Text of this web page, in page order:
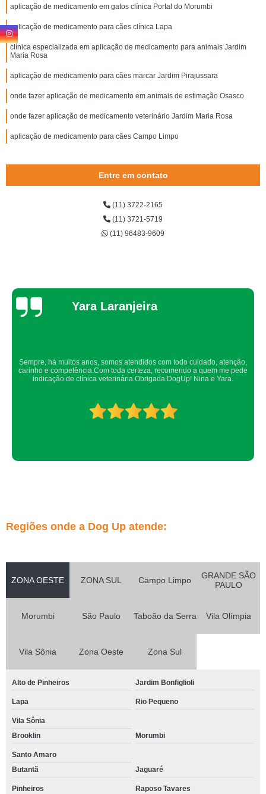
aplicação de medicamento em gatos clínica Portal do Morumbi
aplicação de medicamento para cães clínica Lapa
clínica especializada em aplicação de medicamento para animais Jardim
Maria Rosa
aplicação de medicamento para cães marcar Jardim Pirajussara
onde fazer aplicação de medicamento em animais de estimação Osasco
onde fazer aplicação de medicamento veterinário Jardim Maria Rosa
aplicação de medicamento para cães Campo Limpo
Entre em contato
(11) 3722-2165
(11) 3721-5719
(11) 96483-9609
Thaynah Souza
Confio de olhos fechados os meus cachorros nos atendimentos da dog up,
os veterinários sempre são atenciosos e verificam todos os detalhes
possíveis.
Regiões onde a Dog Up atende:
ZONA OESTE ZONA SUL Campo Limpo
GRANDE SÃO
PAULO
Morumbi São Paulo Taboão da Serra Vila Olímpia
Vila Sônia Zona Oeste Zona Sul
Alto de Pinheiros Jardim Bonfiglioli
Lapa Rio Pequeno
Vila Sônia
Brooklin
Morumbi
Santo Amaro
Butantã
Jaguaré
Pinheiros
Raposo Tavares